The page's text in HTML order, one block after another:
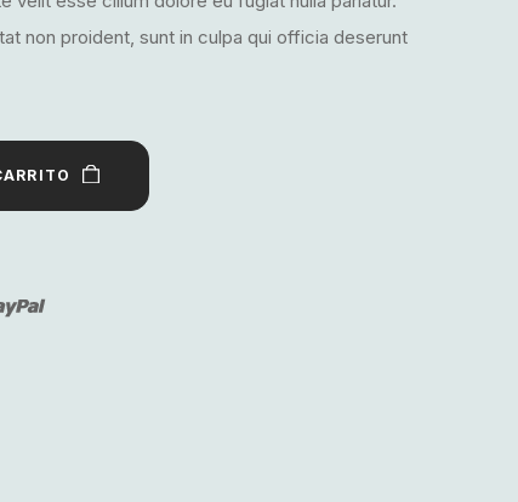
non proident, sunt in culpa qui officia deserunt